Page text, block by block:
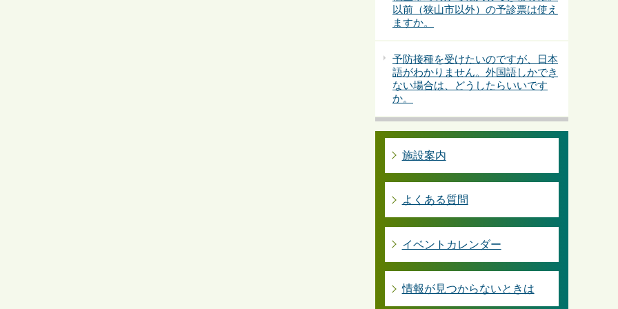
以前（狭山市以外）の予診票は使え
ますか。
予防接種を受けたいのですが、日本
語がわかりません。外国語しかでき
ない場合は、どうしたらいいです
か。
施設案内
よくある質問
イベントカレンダー
情報が見つからないときは